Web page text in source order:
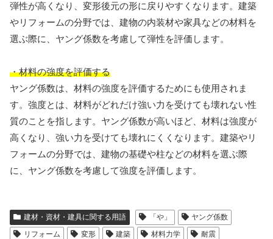
弾性が高くなり、変形後元の形に戻りやすくなります。建築
やリフォームの分野では、建物の内装材や家具などの材料を
選ぶ際に、ヤング係数を考慮して弾性を評価します。
・材料の強度を評価する
ヤング係数は、材料の強度を評価するためにも使用されま
す。強度とは、材料がどれだけ強い力を受けても壊れない性
質のことを指します。ヤング係数が高いほど、材料は強度が
高くなり、強い力を受けても壊れにくくなります。建築やリ
フォームの分野では、建物の基礎や柱などの材料を選ぶ際
に、ヤング係数を考慮して強度を評価します。
建材・資材・建具に関する用語 「や」
ヤング係数
リフォーム
変形 建築 材料力学 耐震